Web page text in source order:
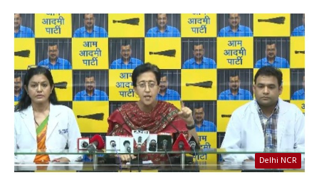
Delhi NCR